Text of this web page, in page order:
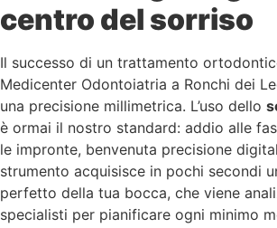
centro del sorriso
Il successo di un trattamento
Medicenter Odontoiatria a Ronchi dei
una precisione millimetrica. L’uso dello
è ormai il nostro standard: addio alle
le impronte, benvenuta precisione
strumento acquisisce in pochi secondi
perfetto della tua bocca, che viene
specialisti per pianificare ogni minimo